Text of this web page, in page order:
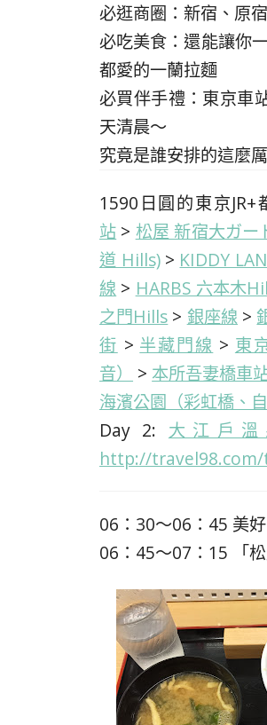
必逛商圈：新宿、原
必吃美食：還能讓你
都愛的一蘭拉麵
必買伴手禮：東京車
天清晨～
究竟是誰安排的這麼
1590日圓的東京
站 > 松屋 新宿大ガー
道 Hills)> KIDDY
線 > HARBS 六本木
之門Hills > 銀座線 >
街 > 半藏門線 > 東
音）
> 本所吾妻橋車
海濱公園（彩虹橋、自
Day 2: 大江戶
http://travel98.com/
06：30～06：45 美
06：45～07：15 「